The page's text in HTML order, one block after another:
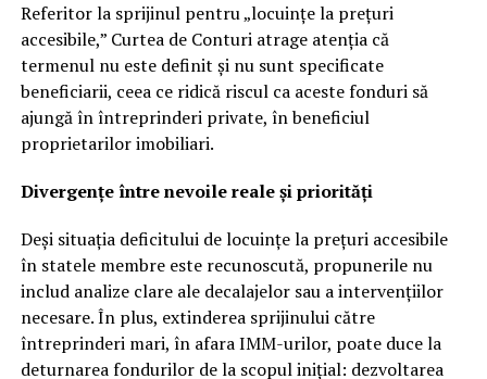
Referitor la sprijinul pentru „locuințe la prețuri
accesibile,” Curtea de Conturi atrage atenția că
termenul nu este definit și nu sunt specificate
beneficiarii, ceea ce ridică riscul ca aceste fonduri să
ajungă în întreprinderi private, în beneficiul
proprietarilor imobiliari.
Divergențe între nevoile reale și priorități
Deși situația deficitului de locuințe la prețuri accesibile
în statele membre este recunoscută, propunerile nu
includ analize clare ale decalajelor sau a intervențiilor
necesare. În plus, extinderea sprijinului către
întreprinderi mari, în afara IMM-urilor, poate duce la
deturnarea fondurilor de la scopul inițial: dezvoltarea